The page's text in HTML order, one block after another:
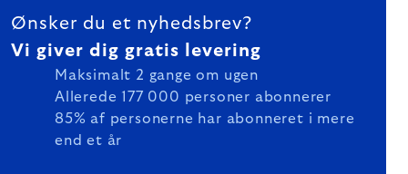
Ønsker du et nyhedsbrev?
Vi giver dig gratis levering
Maksimalt 2 gange om ugen
Allerede 177 000 personer abonnerer
85% af personerne har abonneret i mere
end et år